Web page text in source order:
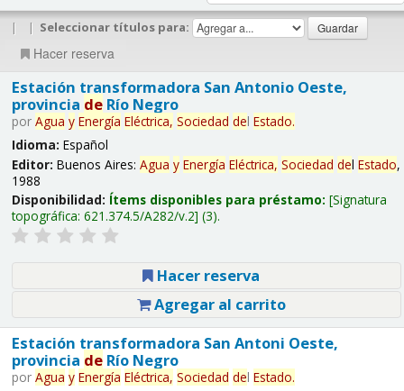
| | Seleccionar títulos para:
Hacer reserva
Estación transformadora San Antonio Oeste,
provincia deRío Negro
por Agua y Energía Eléctrica, Sociedad del Estado.
Idioma: Español
Editor: Buenos Aires: Agua y Energía Eléctrica, Sociedad del Estado,
1988
Disponibilidad: Ítems disponibles para préstamo: Signatura
topográfica: 621.374.5/A282/v.2 (3).
Hacer reserva
Agregar al carrito
Estación transformadora San Antoni Oeste,
provincia deRío Negro
por Agua y Energía Eléctrica, Sociedad del Estado.